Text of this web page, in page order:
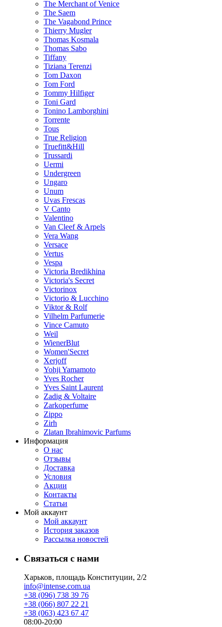
The Merchant of Venice
The Saem
The Vagabond Prince
Thierry Mugler
Thomas Kosmala
Thomas Sabo
Tiffany
Tiziana Terenzi
Tom Daxon
Tom Ford
Tommy Hilfiger
Toni Gard
Tonino Lamborghini
Torrente
Tous
True Religion
Truefitt&Hill
Trussardi
Uermi
Undergreen
Ungaro
Unum
Uvas Frescas
V Canto
Valentino
Van Cleef & Arpels
Vera Wang
Versace
Vertus
Vespa
Victoria Bredikhina
Victoria's Secret
Victorinox
Victorio & Lucchino
Viktor & Rolf
Vilhelm Parfumerie
Vince Camuto
Weil
WienerBlut
Women'Secret
Xerjoff
Yohji Yamamoto
Yves Rocher
Yves Saint Laurent
Zadig & Voltaire
Zarkoperfume
Zippo
Zirh
Zlatan Ibrahimovic Parfums
Информация
О нас
Отзывы
Доставка
Условия
Aкции
Контакты
Статьи
Мой аккаунт
Мой аккаунт
История заказов
Рассылка новостей
Связаться с нами
Харьков, площадь Конституции, 2/2
info@intense.com.ua
+38 (096) 738 39 76
+38 (066) 807 22 21
+38 (063) 423 67 47
08:00-20:00